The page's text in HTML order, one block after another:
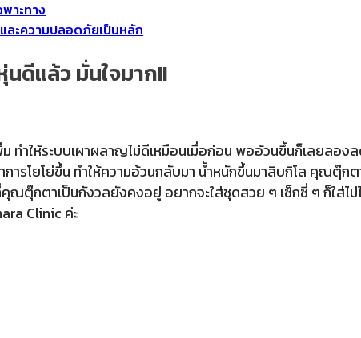
าะทาง
ละความปลอดภัยเป็นหลัก
ดีแล้ว มั่นใจมาก!!
ห้ระบบเผาผลาญไม่ดีเหมือนเมื่อก่อน พออ้วนขึ้นก็เลยลองล
รโยโย่ขึ้น ทำให้ความอ้วนกลับมา น้ำหนักขึ้นมาสิบกิโล คุณตุ๊ก
ตุ๊กตาเป็นกังวลยังคงอยู่ อยากจะใส่ชุดสวย ๆ เซ็กซี่ ๆ ก็ใส่ไ
Clinic ค่ะ